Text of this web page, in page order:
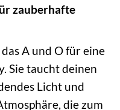
zauberhafte
A und O für eine
Sie taucht deinen
Licht und
die zum